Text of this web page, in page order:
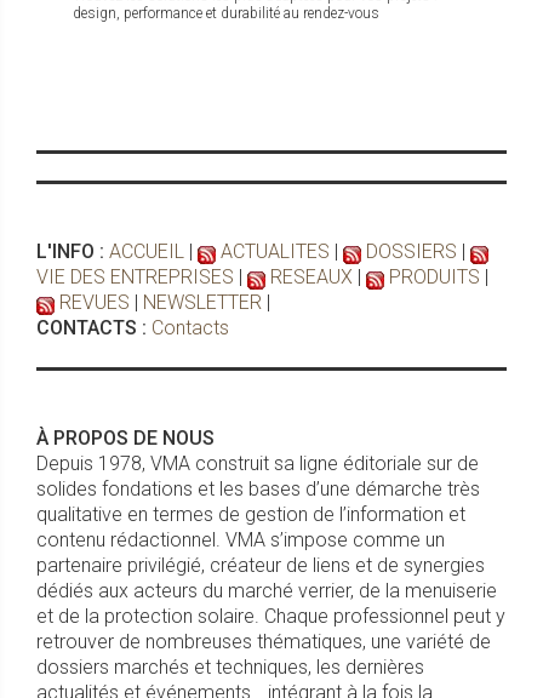
design, performance et durabilité au rendez-vous
L'INFO : ACCUEIL | ACTUALITES | DOSSIERS |
VIE DES ENTREPRISES | RESEAUX | PRODUITS |
REVUES | NEWSLETTER |
CONTACTS : Contacts
À PROPOS DE NOUS
Depuis 1978, VMA construit sa ligne éditoriale sur de
solides fondations et les bases d’une démarche très
qualitative en termes de gestion de l’information et
contenu rédactionnel. VMA s’impose comme un
partenaire privilégié, créateur de liens et de synergies
dédiés aux acteurs du marché verrier, de la menuiserie
et de la protection solaire. Chaque professionnel peut y
retrouver de nombreuses thématiques, une variété de
dossiers marchés et techniques, les dernières
actualités et événements… intégrant à la fois la